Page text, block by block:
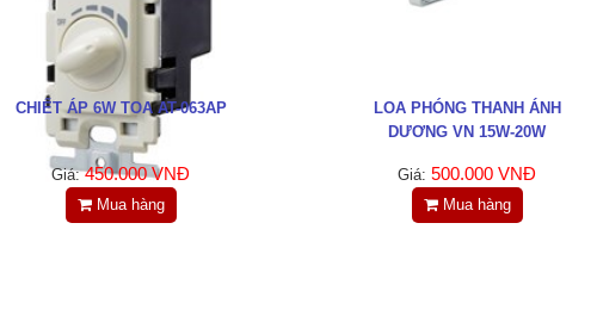
CHIẾT ÁP 6W TOA AT-063AP
Giá: 450.000 VNĐ
Mua hàng
LOA PHÓNG THANH ÁNH
DƯƠNG VN 15W-20W
Giá: 500.000 VNĐ
Mua hàng